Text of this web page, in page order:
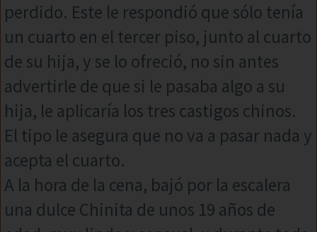
perdido. Este le respondió que sólo tenía
un cuarto en el tercer piso, junto al cuarto
de su hija, y se lo ofreció, no sin antes
advertirle de que si le pasaba algo a su
hija, le aplicaría los tres castigos chinos.
El tipo le asegura que no va a pasar nada y
acepta el cuarto.
A la hora de la cena, bajó por la escalera
una dulce Chinita de unos 19 años de